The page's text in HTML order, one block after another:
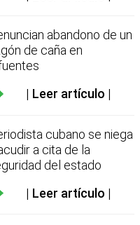
abandono de un
de caña en
Leer artículo
cubano se niega
a cita de la
del estado
Leer artículo